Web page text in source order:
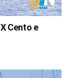
Cento e